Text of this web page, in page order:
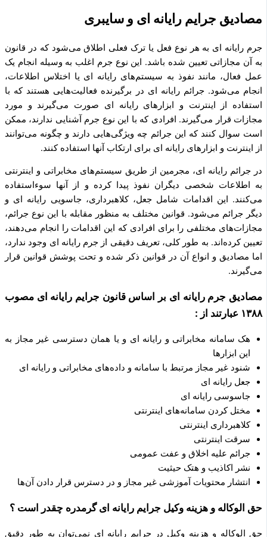
مصادیق جرایم رایانه ای و سایبری
جرم رایانه ای به هر نوع فعل یا ترک فعلی اطلاق می‌شود که در قانون
به آن مجازاتی تعیین شده باشد. این نوع جرم اغلب به وسیله انجام یک
عمل فعال، مانند نفوذ به سیستم‌های رایانه ای یا اختلاس اطلاعات،
انجام می‌شود. جرائم رایانه ای در برگیرنده فعالیت‌هایی هستند که با
استفاده از اینترنت و ابزارهای رایانه ای صورت می‌گیرند و مورد
مجازات قرار می‌گیرند. افرادی که با این نوع جرم آشنایی ندارند، ممکن
است سوال کنند که این جرائم چه ویژگی‌هایی دارند و چگونه می‌توانند
از اینترنت و ابزارهای رایانه ای برای ارتکاب آنها استفاده کنند.
در جرائم رایانه ای، مجرمین از طریق سیستم‌های مخابراتی و اینترنتی
به اطلاعات شخصی دیگران نفوذ پیدا کرده و از آنها سوءاستفاده
می‌کنند. این اقدامات شامل جعل، کلاهبرداری، جاسویی رایانه ای و
دیگر جرائم می‌شود. قوانین مختلف به منظور مقابله با این نوع جرائم،
مجازات‌های مختلفی را برای افرادی که این اقدامات را انجام می‌دهند،
تعیین کرده‌اند. به طور کلی، تعریف دقیقی از جرم رایانه ای وجود ندارد،
اما مصادیق و انواع آن در قوانین ذکر شده و تحت پوشش قوانین قرار
می‌گیرند.
مصادیق جرم رایانه ای بر اساس قانون جرایم رایانه ای مصوب
۱۳۸۸ عبارتند از :
هک سامانه مخابراتی و رایانه ای و یا همان دسترسی غیر مجاز به
این ابزارها
شنود غیر مجاز مرتبط با سامانه و داده‌های مخابراتی و رایانه ای
جعل رایانه ای
جاسوسی رایانه ای
مختل کردن سامانه‌های اینترنتی
کلاهبرداری اینترنتی
سرقت اینترنتی
جرائم علیه اخلاق و عفت عمومی
نشر اکاذیب و هتک حیثیت
انتشار محتویات آموزشی غیر مجاز و در دسترس قرار دادن آن‌ها
حق الوکاله و هزینه وکیل جرایم رایانه ای گرمدره چقدر است ؟
حق الوکاله و هزینه وکیل در جرایم رایانه ای نمی‌توان به طور دقیق